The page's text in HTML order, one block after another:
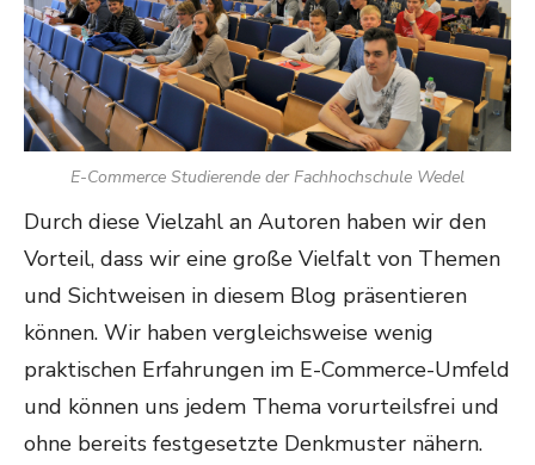
E-Commerce Studierende der Fachhochschule Wedel
Durch diese Vielzahl an Autoren haben wir den
Vorteil, dass wir eine große Vielfalt von Themen
und Sichtweisen in diesem Blog präsentieren
können. Wir haben vergleichsweise wenig
praktischen Erfahrungen im E-Commerce-Umfeld
und können uns jedem Thema vorurteilsfrei und
ohne bereits festgesetzte Denkmuster nähern.